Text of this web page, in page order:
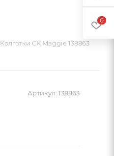
Колготки CK Maggie 138863
Артикул: 138863
0